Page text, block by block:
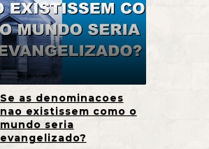
Se as denominacoes
nao existissem como o
mundo seria
evangelizado?